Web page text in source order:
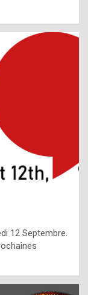
12 Septembre.